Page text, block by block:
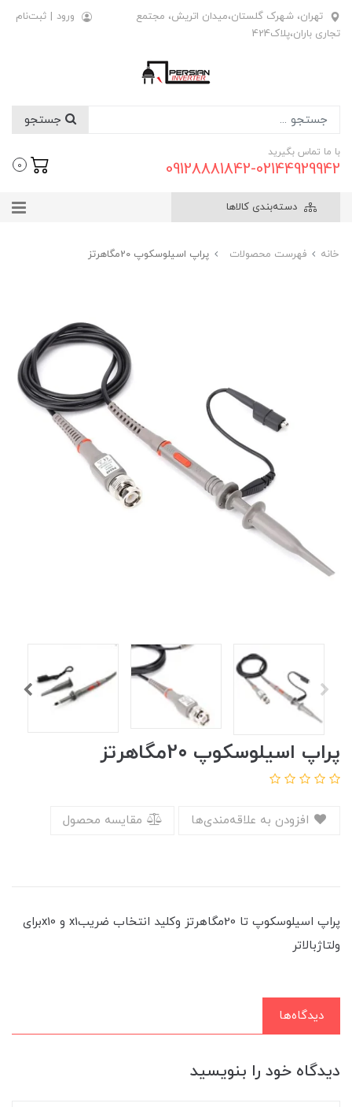
تهران، شهرک گلستان،میدان اتریش، مجتمع
تجاری باران،پلاک424
ورود | ثبت‌نام
با ما تماس بگیرید
09128881842-02144929942
0
دسته‌بندی کالاها
خانه فهرست محصولات پراپ اسیلوسکوپ 2۰مگاهرتز
پراپ اسیلوسکوپ 2۰مگاهرتز
مقایسه محصول
پراپ اسیلوسکوپ تا 20مگاهرتز وکلید انتخاب ضریبx1 و x10برای
ولتاژبالاتر
دیدگاه‌ها
دیدگاه خود را بنویسید